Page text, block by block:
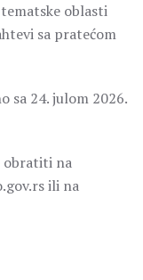
oblasti
sa pratećom
sa 24. julom 2026.
obratiti na
ili na